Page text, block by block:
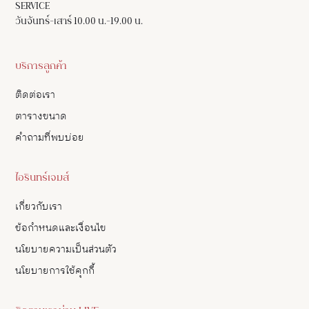
SERVICE
วันจันทร์-เสาร์ 10.00 น.-19.00 น.
บริการลูกค้า
ติดต่อเรา
ตารางขนาด
คำถามที่พบบ่อย
ไอรินทร์เจมส์
เกี่ยวกับเรา
ข้อกำหนดและเงื่อนไข
นโยบายความเป็นส่วนตัว
นโยบายการใช้คุกกี้